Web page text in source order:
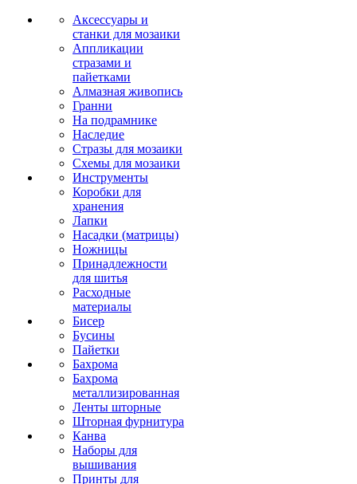
Аксессуары и
станки для мозаики
Аппликации
стразами и
пайетками
Алмазная живопись
Гранни
На подрамнике
Наследие
Стразы для мозаики
Схемы для мозаики
Инструменты
Коробки для
хранения
Лапки
Насадки (матрицы)
Ножницы
Принадлежности
для шитья
Расходные
материалы
Бисер
Бусины
Пайетки
Бахрома
Бахрома
металлизированная
Ленты шторные
Шторная фурнитура
Канва
Наборы для
вышивания
Принты для